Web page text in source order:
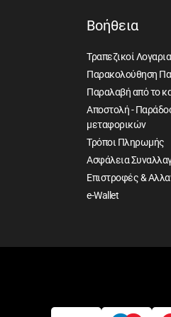
Βοήθεια
Τραπεζικοί
Παρακολούθηση
Παραλαβή από το
Αποστολή -
μεταφορικών
Τρόποι Πληρωμής
Ασφάλεια
Επιστροφές &
e-Wallet